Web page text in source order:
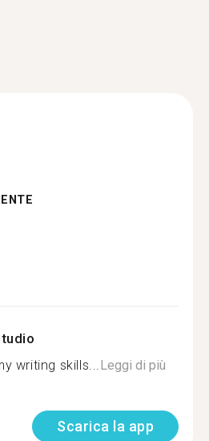
writing skills...Leggi di più
Scarica la app